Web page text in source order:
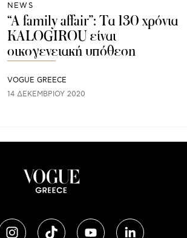
NEWS
“A family affair”: Tα 130 χρόνια
KALOGIROU είναι
οικογενειακή υπόθεση
VOGUE GREECE
14 ΔΕΚΕΜΒΡΊΟΥ 2020